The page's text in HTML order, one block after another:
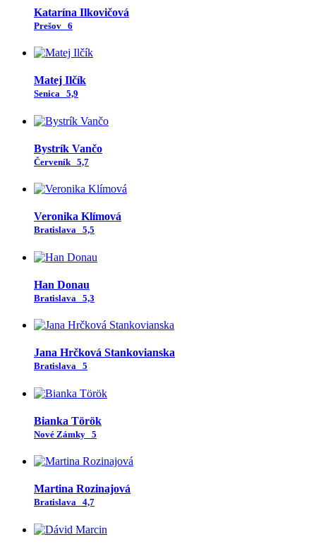
Katarína Ilkovičová
Prešov 6
Matej Ilčík
Senica 5,9
Bystrík Vančo
Červeník 5,7
Veronika Klímová
Bratislava 5,5
Han Donau
Bratislava 5,3
Jana Hrčková Stankovianska
Bratislava 5
Bianka Török
Nové Zámky 5
Martina Rozinajová
Bratislava 4,7